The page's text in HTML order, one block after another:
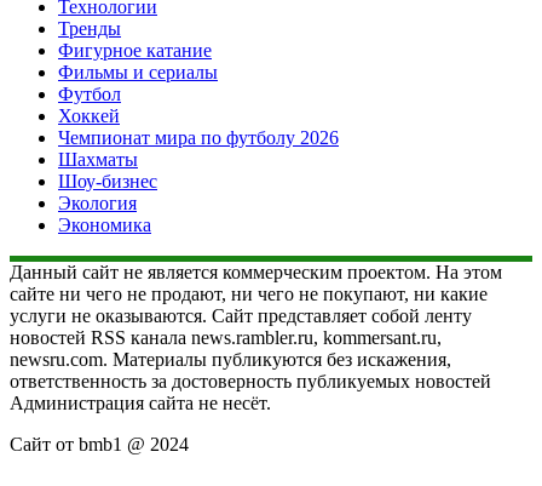
Технологии
Тренды
Фигурное катание
Фильмы и сериалы
Футбол
Хоккей
Чемпионат мира по футболу 2026
Шахматы
Шоу-бизнес
Экология
Экономика
Данный сайт не является коммерческим проектом. На этом
сайте ни чего не продают, ни чего не покупают, ни какие
услуги не оказываются. Сайт представляет собой ленту
новостей RSS канала news.rambler.ru, kommersant.ru,
newsru.com. Материалы публикуются без искажения,
ответственность за достоверность публикуемых новостей
Администрация сайта не несёт.
Сайт от bmb1 @ 2024